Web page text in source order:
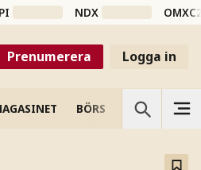
NDX
Prenumerera Logga in
BÖRS VETENSKAP